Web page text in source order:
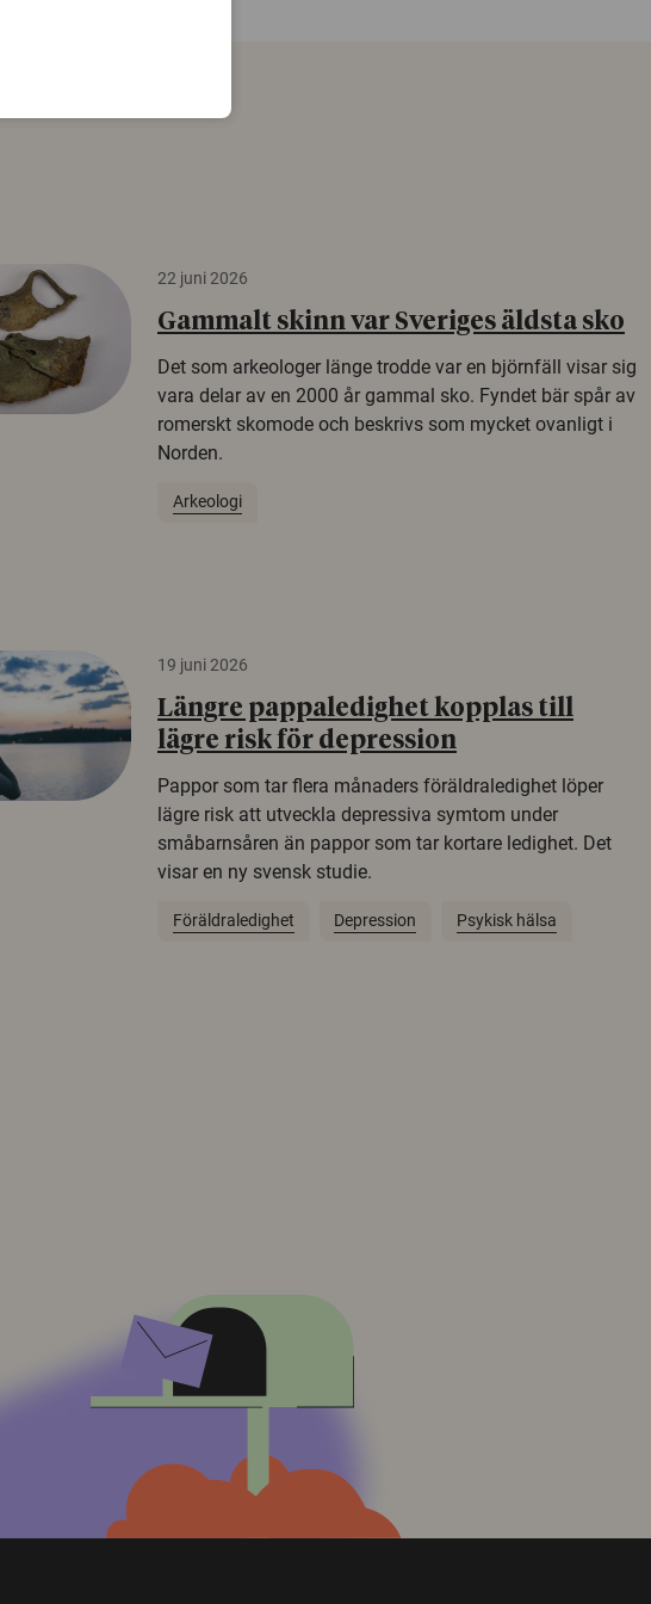
22 juni 2026
Gammalt skinn var Sveriges äldsta sko
Det som arkeologer länge trodde var en björnfäll visar sig
vara delar av en 2000 år gammal sko. Fyndet bär spår av
romerskt skomode och beskrivs som mycket ovanligt i
Norden.
Arkeologi
19 juni 2026
Längre pappaledighet kopplas till
lägre risk för depression
Pappor som tar flera månaders föräldraledighet löper
lägre risk att utveckla depressiva symtom under
småbarnsåren än pappor som tar kortare ledighet. Det
visar en ny svensk studie.
Föräldraledighet Depression Psykisk hälsa